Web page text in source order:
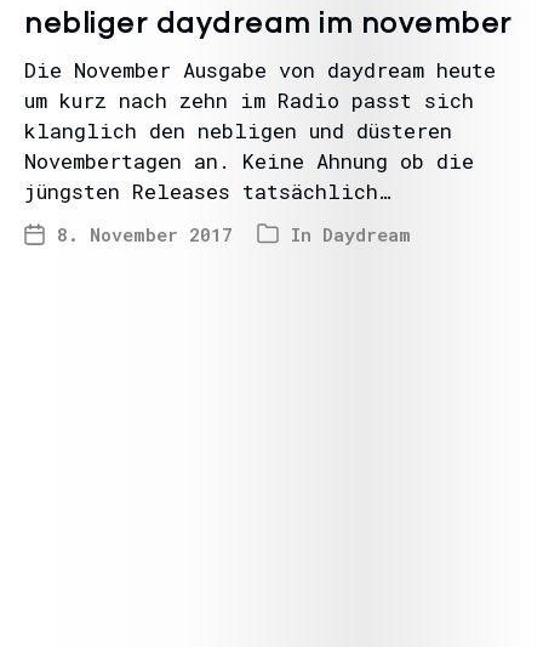
nebliger daydream im november
Die November Ausgabe von daydream heute
um kurz nach zehn im Radio passt sich
klanglich den nebligen und düsteren
Novembertagen an. Keine Ahnung ob die
jüngsten Releases tatsächlich…
8. November 2017 In Daydream